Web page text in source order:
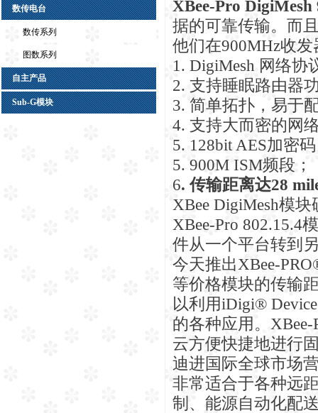
数传电台
数传系列
图数系列
自主产品
Sub-G模块
XBee-Pro DigiMesh
据的可靠传输。而
他们在900MHz收
1. DigiMesh 网络协
2. 支持睡眠路由器
3. 简单拓扑，易于
4. 支持大而密的网
5. 128bit AES加密
5. 900M ISM频段；
6. 传输距离达28
XBee DigiMesh模
XBee-Pro 802.15.4
件从一个平台转到
今天推出XBee-
等价格模块的传输
以利用iDigi®
的各种应用。
云方便快捷地进行
迪进国际全球市场
非常适合于各种远
制、能源自动化配